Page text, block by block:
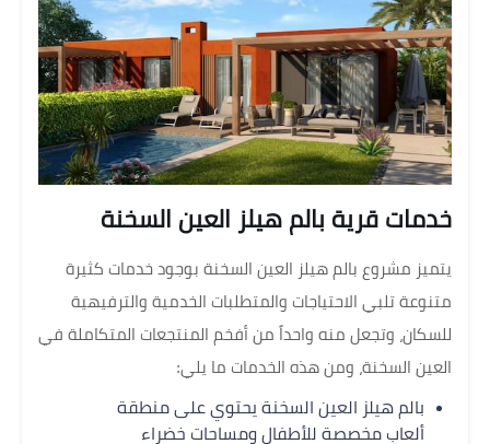
خدمات قرية بالم هيلز العين السخنة
يتميز مشروع بالم هيلز العين السخنة بوجود خدمات كثيرة
متنوعة تلبي الاحتياجات والمتطلبات الخدمية والترفيهية
للسكان، وتجعل منه واحداً من أفخم المنتجعات المتكاملة في
العين السخنة، ومن هذه الخدمات ما يلي:
بالم هيلز العين السخنة يحتوي على منطقة
ألعاب مخصصة للأطفال ومساحات خضراء